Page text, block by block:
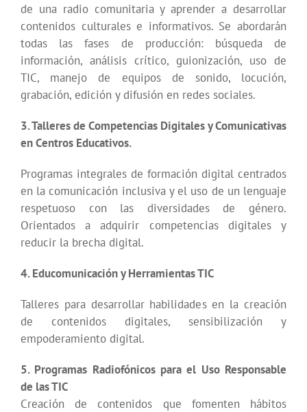
de una radio comunitaria y aprender a desarrollar
contenidos culturales e informativos. Se abordarán
todas las fases de producción: búsqueda de
información, análisis crítico, guionización, uso de
TIC, manejo de equipos de sonido, locución,
grabación, edición y difusión en redes sociales.
3. Talleres de Competencias Digitales y Comunicativas
en Centros Educativos.
Programas integrales de formación digital centrados
en la comunicación inclusiva y el uso de un lenguaje
respetuoso con las diversidades de género.
Orientados a adquirir competencias digitales y
reducir la brecha digital.
4. Educomunicación y Herramientas TIC
Talleres para desarrollar habilidades en la creación
de contenidos digitales, sensibilización y
empoderamiento digital.
5. Programas Radiofónicos para el Uso Responsable
de las TIC
Creación de contenidos que fomenten hábitos